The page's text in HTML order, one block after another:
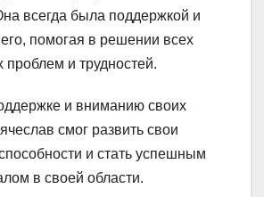
всегда была поддержкой и
помогая в решении всех
и трудностей.
и вниманию своих
смог развить свои
и стать успешным
в своей области.